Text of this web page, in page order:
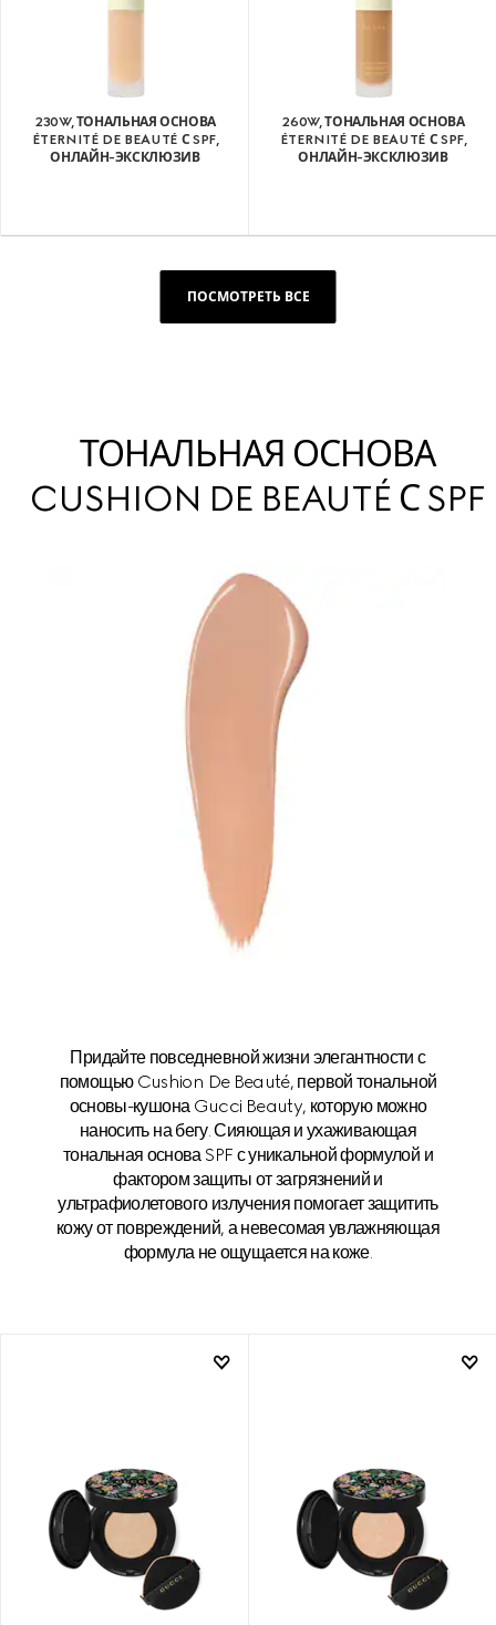
230W, ТОНАЛЬНАЯ ОСНОВА
ÉTERNITÉ DE BEAUTÉ С SPF,
ОНЛАЙН-ЭКСКЛЮЗИВ
260W, ТОНАЛЬНАЯ ОСНОВА
ÉTERNITÉ DE BEAUTÉ С SPF,
ОНЛАЙН-ЭКСКЛЮЗИВ
ПОСМОТРЕТЬ ВСЕ
ТОНАЛЬНАЯ ОСНОВА
CUSHION DE BEAUTÉ С SPF
Придайте повседневной жизни элегантности с
помощью Cushion De Beauté, первой тональной
основы-кушона Gucci Beauty, которую можно
наносить на бегу. Сияющая и ухаживающая
тональная основа SPF с уникальной формулой и
фактором защиты от загрязнений и
ультрафиолетового излучения помогает защитить
кожу от повреждений, а невесомая увлажняющая
формула не ощущается на коже.